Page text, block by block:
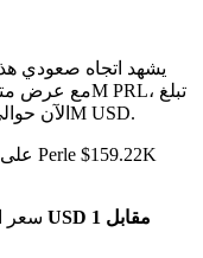
مشتقات الأسهم
يشهد اتجاه صعودي
القيمة السوقية الإجمالية لـ Perle الآن حوالي $48.91M USD.
سعر